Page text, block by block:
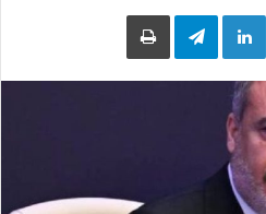
LinkedIn
Telegramطباعة